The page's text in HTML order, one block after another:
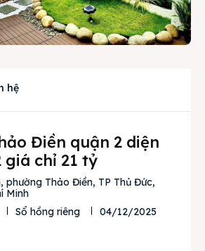
Search
hệ
Điền quận 2 diện
giá chỉ 21 tỷ
phường Thảo Điền, TP Thủ Đức,
Minh
Sổ hồng riêng 04/12/2025